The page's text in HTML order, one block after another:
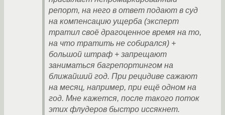
репорт, на него в ответ подают в суд
на компенсацию ущерба (эксперт
тратил своё драгоценное время на то,
на что тратить не собирался) +
большой штраф + запрещают
заниматься багрепортингом на
ближайший год. При рецидиве сажают
на месяц, например, при ещё одном на
год. Мне кажется, после такого поток
этих флудеров быстро иссякнет.